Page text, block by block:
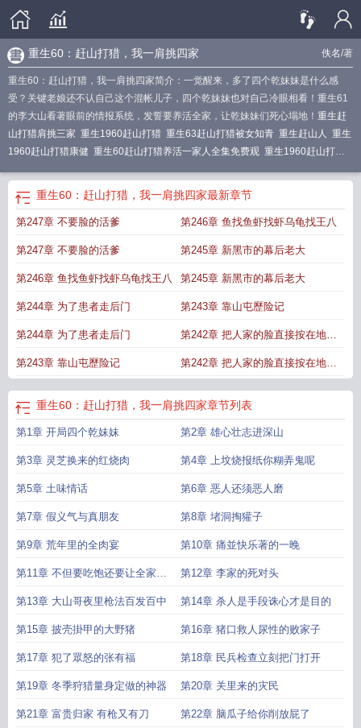
佚名/著
重生60：赶山打猎，我一肩挑四家
重生60：赶山打猎，我一肩挑四家简介：一觉醒来，多了四个乾妹妹是什么感
受？关键老娘还不认自己这个混帐儿子，四个乾妹妹也对自己冷眼相看！重生61
的李大山看著眼前的情报系统，发誓要养活全家，让乾妹妹们死心塌地！ 重生赶
山打猎肩挑三家 重生1960赶山打猎 重生63赶山打猎被女知青 重生赶山人 重生
1960赶山打猎康健 重生60赶山打猎养活一家人全集免费观 重生1960赶山打猎
山打猎小满短剧
重生60赶山打猎第三季 重生60赶山打猎多妻
重生60：赶山打猎，我一肩挑四家最新章节
第247章 不要脸的活爹 第246章 鱼找鱼虾找虾乌龟找王八
第247章 不要脸的活爹 第245章 新黑市的幕后老大
第246章 鱼找鱼虾找虾乌龟找王八 第245章 新黑市的幕后老大
第244章 为了患者走后门 第243章 靠山屯歷险记
第244章 为了患者走后门 第242章 把人家的脸直接按在地上
践踏
第243章 靠山屯歷险记 第242章 把人家的脸直接按在地上
践踏
重生60：赶山打猎，我一肩挑四家章节列表
第1章 开局四个乾妹妹 第2章 雄心壮志进深山
第3章 灵芝换来的红烧肉 第4章 上坟烧报纸你糊弄鬼呢
第5章 土味情话 第6章 恶人还须恶人磨
第7章 假义气与真朋友 第8章 堵洞掏獾子
第9章 荒年里的全肉宴 第10章 痛並快乐著的一晚
第11章 不但要吃饱还要让全家住
好
第12章 李家的死对头
第13章 大山哥夜里枪法百发百中 第14章 杀人是手段诛心才是目的
第15章 披壳掛甲的大野猪 第16章 猪口救人尿性的败家子
第17章 犯了眾怒的张有福 第18章 民兵检查立刻把门打开
第19章 冬季狩猎量身定做的神器 第20章 关里来的灾民
第21章 富贵归家 有枪又有刀 第22章 脑瓜子给你削放屁了